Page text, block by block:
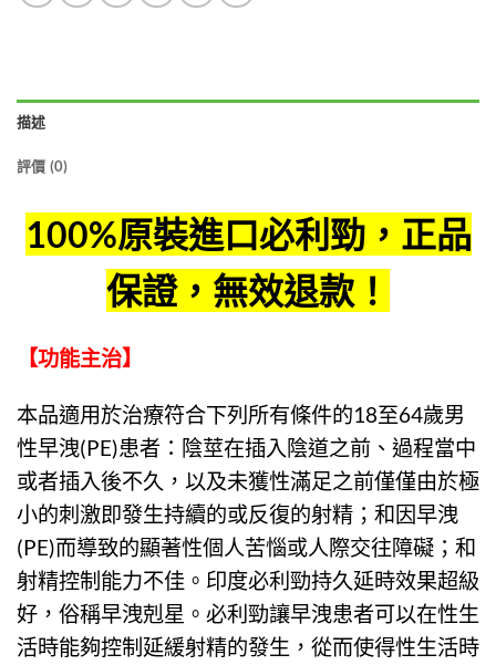
描述
評價 (0)
100%原裝進口必利勁，正品
保證，無效退款！
【功能主治】
本品適用於治療符合下列所有條件的18至64歲男
性早洩(PE)患者：陰莖在插入陰道之前、過程當中
或者插入後不久，以及未獲性滿足之前僅僅由於極
小的刺激即發生持續的或反復的射精；和因早洩
(PE)而導致的顯著性個人苦惱或人際交往障礙；和
射精控制能力不佳。 印度必利勁持久延時效果超級
好，俗稱早洩剋星。 必利勁讓早洩患者可以在性生
活時能夠控制延緩射精的發生，從而使得性生活時